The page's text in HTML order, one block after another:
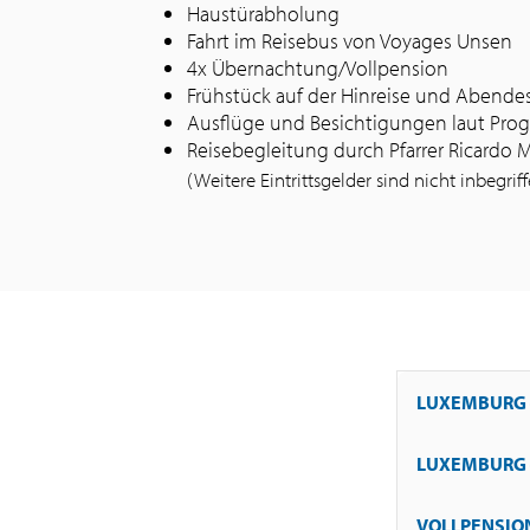
Haustürabholung
Fahrt im Reisebus von Voyages Unsen
4x Übernachtung/Vollpension
Frühstück auf der Hinreise und
Ausflüge und Besichtigungen laut
Reisebegleitung durch Pfarrer Ricardo
(Weitere Eintrittsgelder sind nicht
LUXEMBURG
Abfahrt in
LUXEMBURG